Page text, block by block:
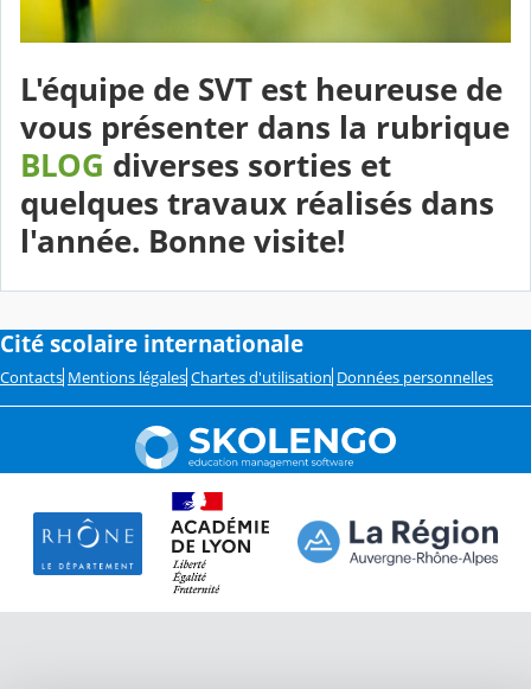
L'équipe de SVT est heureuse de
vous présenter dans la rubrique
BLOG diverses sorties et
quelques travaux réalisés dans
l'année. Bonne visite!
Cité scolaire internationale
Contacts Mentions légales Chartes d'utilisation Données personnelles